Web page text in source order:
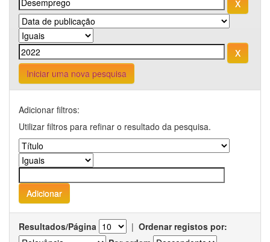
Iniciar uma nova pesquisa
Adicionar filtros:
Utilizar filtros para refinar o resultado da pesquisa.
Resultados/Página | Ordenar registos por: